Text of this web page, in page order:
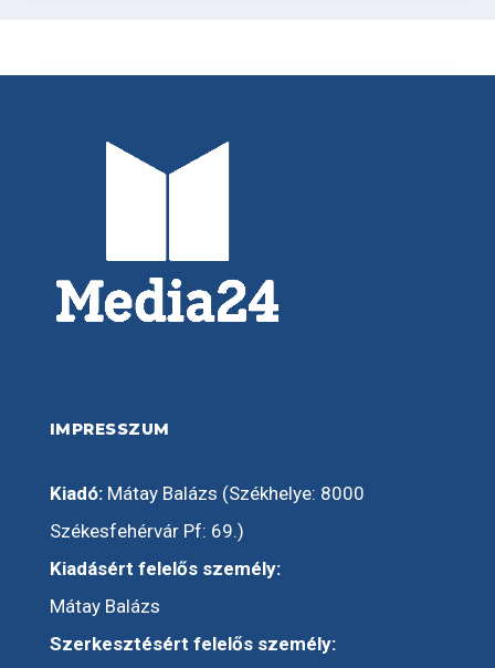
IMPRESSZUM
Kiadó:Mátay Balázs (Székhelye: 8000
Székesfehérvár Pf: 69.)
Kiadásért felelős személy:
Mátay Balázs
Szerkesztésért felelős személy: